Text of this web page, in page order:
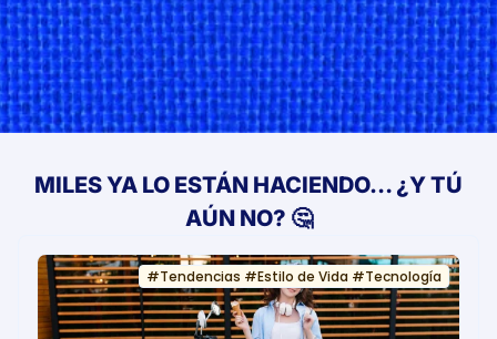
MILES YA LO ESTÁN HACIENDO… ¿Y TÚ
AÚN NO? 🤔
#Tendencias #Estilo de Vida #Tecnología